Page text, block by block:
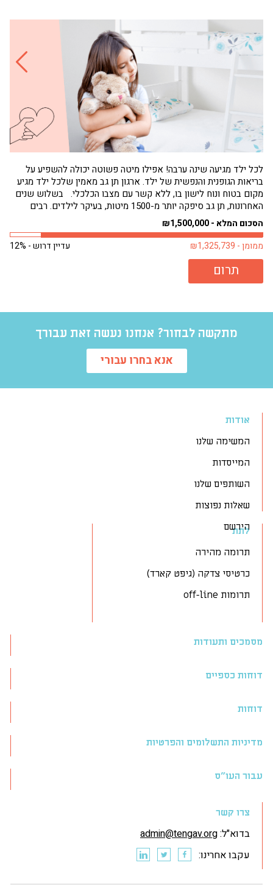
לכל ילד מגיעה שינה ערבה! אפילו מיטה פשוטה יכולה להשפיע על
בריאות הגופנית והנפשית של ילד. ארגון תן גב מאמין שלכל ילד מגיע
מקום בטוח ונוח לישון בו, ללא קשר עם מצבו הכלכלי. בשלוש שנים
האחרונות, תן גב סיפקה יותר מ-1500 מיטות, בעיקר לילדים. רבים
מילדים אלה היו ישנים על...
הסכום המלא - ₪1,500,000
עדיין דרוש - 12%
ממומן - ₪1,325,739
תרום
מתקשה לבחור? אנחנו נעשה זאת עבורך
אנא בחרו עבורי
אודות
המשימה שלנו
המייסדות
השותפים שלנו
שאלות נפוצות
הירשם
לתת
תרומה מהירה
כרטיסי צדקה (גיפט קארד)
תרומות off-line
מסמכים ותעודות
דוחות כספיים
דוחות
מדיניות התשלומים והפרטיות
עבור העו״ס
צרו קשר
בדוא"ל:admin@tengav.org
עקבו אחרינו: